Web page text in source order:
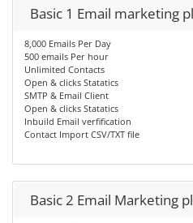
Basic 1 Email marketing
8,000 Emails Per Day
500 emails Per hour
Unlimited Contacts
Open & clicks Statatics
SMTP & Email Client
Open & clicks Statatics
Inbuild Email verfification
Contact Import CSV/TXT file
Basic 2 Email Marketing